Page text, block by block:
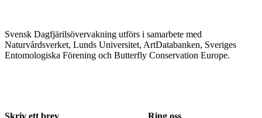
Svensk Dagfjärilsövervakning utförs i samarbete med
Naturvårdsverket, Lunds Universitet, ArtDatabanken, Sveriges
Entomologiska Förening och Butterfly Conservation Europe.
Skriv ett brev Ring oss